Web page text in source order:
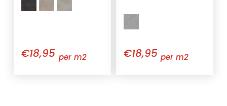
€18,95 per m2 €18,95 per m2